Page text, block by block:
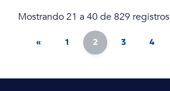
Mostrando 21 a 40 de 829 registros
« 1 2 3 4